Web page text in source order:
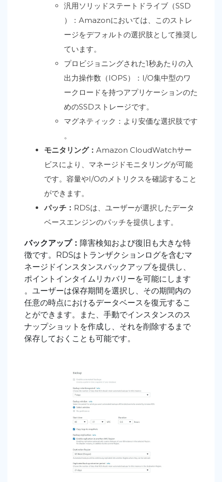
汎用ソリッドステートドライブ（SSD
）：Amazonにおいては、このストレ
ージをデフォルトの選択肢として推奨し
ています。
プロビジョニングされた1秒あたりの入
出力操作数（IOPS）：I/O集中型のワ
ークロードを持つアプリケーションのた
めのSSDストレージです。
マグネティック：より安価な選択肢です
。
モニタリング： Amazon CloudWatchサー
ビスにより、マネージドモニタリングが可能
です。容量やI/Oのメトリクスを確認すること
ができます。
パッチ： RDSは、ユーザーが選択したデータ
ベースエンジンのパッチを提供します。
バックアップ： 障害検知および復旧も大きな特
徴です。RDSはトランザクションログを含むマ
ネージドインスタンスバックアップを提供し、
ポイントインタイムリカバリーを可能にします
。ユーザーは保存期間を選択し、その期間内の
任意の時点におけるデータベースを復元するこ
とができます。また、手動でインスタンスのス
ナップショットを作成し、それを削除するまで
保存しておくことも可能です。